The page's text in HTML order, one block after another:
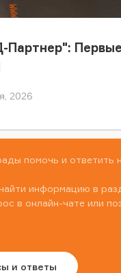
2026
помочь и ответить
информацию в
в онлайн-чате или
и ответы